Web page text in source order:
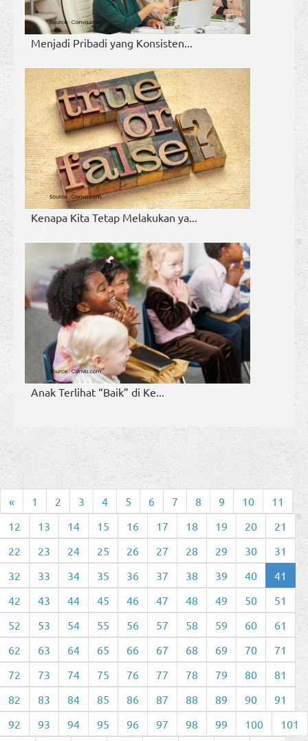
Menjadi Pribadi yang Konsisten...
Kenapa Kita Tetap Melakukan ya...
Anak Terlihat “Baik” di Ke...
« 1 2 3 4 5 6 7 8 9 10
11
12
13 14 15 16 17 18 19 20
21
22
23 24 25 26 27 28 29 30
31
32
33 34 35 36 37 38 39 40
41
42
43 44 45 46 47 48 49 50
51
52
53 54 55 56 57 58 59 60
61
62
63 64 65 66 67 68 69 70
71
72
73 74 75 76 77 78 79 80
81
82
83 84 85 86 87 88 89 90
91
92
93 94 95 96 97 98 99 100
101